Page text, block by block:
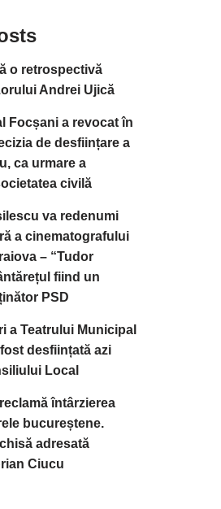
o retrospectivă
Andrei Ujică
Focșani a revocat în
de desființare a
ca urmare a
civilă
va redenumi
a cinematografului
– “Tudor
fiind un
PSD
a Teatrului Municipal
desființată azi
Local
întârzierea
bucureștene.
adresată
Ciucu